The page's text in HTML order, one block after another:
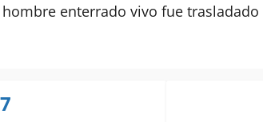
enterrado vivo fue